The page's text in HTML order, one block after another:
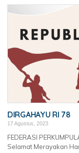
DIRGAHAYU RI 78
17 Agustus, 2023
FEDERASI
Selamat Merayakan